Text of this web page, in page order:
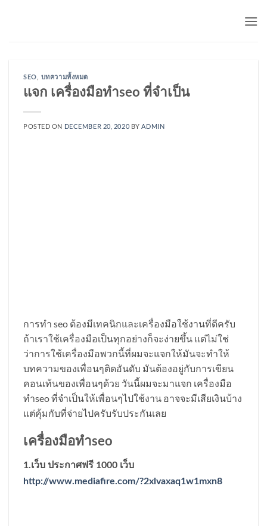
SEO บทความทั้งหมด
แจก เครื่องมือทำseo ที่จำเป็น
POSTED ON DECEMBER 20, 2020 BY ADMIN
การทำ seo ต้องมีเทคนิกและเครื่องมือใช้งานที่ดีครับ
ถ้าเราใช้เครื่องมือเป็นทุกอย่างก็จะง่ายขึ้น แต่ไม่ใช่
ว่าการใช้เครื่องมือพวกนี้ที่ผมจะแจกให้มันจะทำให้
บทความของเพื่อนๆติดอันดับ มันต้องอยู่กับการเขียน
คอนเท้นของเพื่อนๆด้วย วันนี้ผมจะมาแจก เครื่องมือ
ทำseo ที่จำเป็นให้เพื่อนๆไปใช้งาน อาจจะมีเสียเงินบ้าง
แต่คุ้มกับที่จ่ายไปครับรับประกันเลย
เครื่องมือทำseo
1.เว็บ ประกาศฟรี 1000 เว็บ
http://www.mediafire.com/?2xlvaxaq1w1mxn8